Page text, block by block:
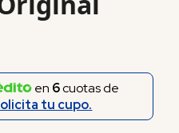
en 6cuotas de
tu cupo.